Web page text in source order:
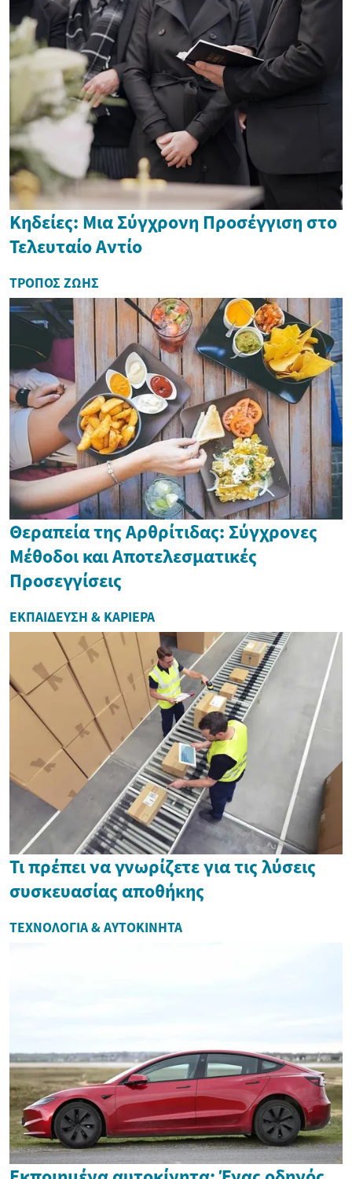
Κηδείες: Μια Σύγχρονη Προσέγγιση στο
Τελευταίο Αντίο
ΤΡΌΠΟΣ ΖΩΉΣ
Θεραπεία της Αρθρίτιδας: Σύγχρονες
Μέθοδοι και Αποτελεσματικές
Προσεγγίσεις
ΕΚΠΑΊΔΕΥΣΗ & ΚΑΡΙΈΡΑ
Τι πρέπει να γνωρίζετε για τις λύσεις
συσκευασίας αποθήκης
ΤΕΧΝΟΛΟΓΊΑ & ΑΥΤΟΚΊΝΗΤΑ